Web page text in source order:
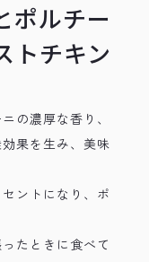
ポルチー
トチキン
の濃厚な香り、
果を生み、美味
ントになり、ポ
たときに食べて